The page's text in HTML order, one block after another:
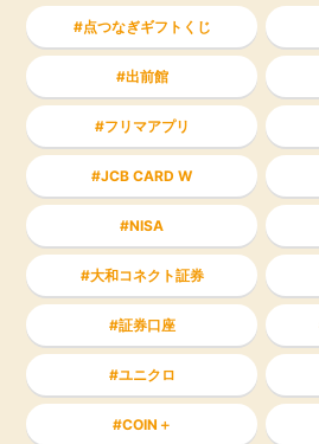
点つなぎギフトくじ
出前館
フリマアプリ
JCB CARD W
NISA
大和コネクト証券
証券口座
ユニクロ
COIN＋